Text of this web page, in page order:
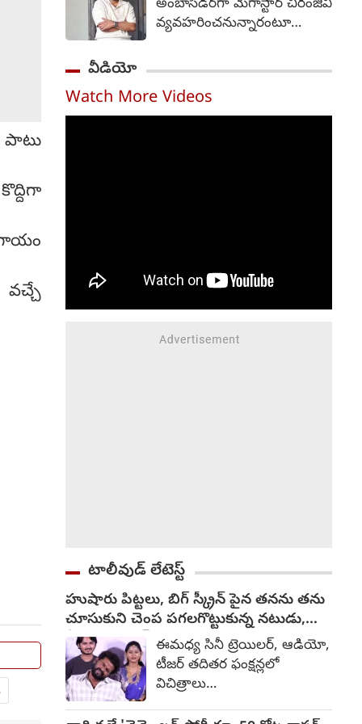
పాటు
వచ్చే
ప్రారంభించేందుకు సంబంధించిన
షెడ్యూల్‌కు ముఖ్యమంత్రి
నీటిపారుదల, పౌర సరఫరాల
శాఖ మంత్రి ఎన్. ఉత్తమ్ కుమార్
అసెంబ్లీ నియోజకవర్గాల్లో ఇలాంటి
అంబాసిడర్‌గా మెగాస్టార్ చిరంజీవి
వ్యవహరించనున్నారంటూ
నిరాధారమైనవి" అని పేర్కొన్న ఆ
బృందం, ధృవీకరించని
అంతకుముందు, చిరంజీవి రాష్ట్ర
నియమించే విషయాన్ని
ఆంధ్రప్రదేశ్ ప్రభుత్వం
వీడియో
Watch More Videos
టాలీవుడ్ లేటెస్ట్
హుషారు పిట్టలు, బిగ్ స్క్రీన్ పైన తనను తను
చూసుకుని చెంప పగలగొట్టుకున్న నటుడు,
వీడియో వైరల్ ఈమధ్య సినీ ట్రెయిలర్, ఆడియో,
టీజర్ తదితర ఫంక్షన్లలో
విచిత్రాలు